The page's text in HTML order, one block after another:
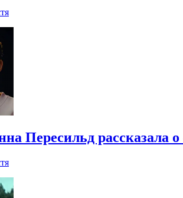
Пересильд рассказала